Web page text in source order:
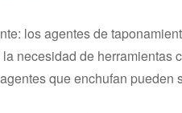
los agentes de
necesidad de herramientas
que enchufan